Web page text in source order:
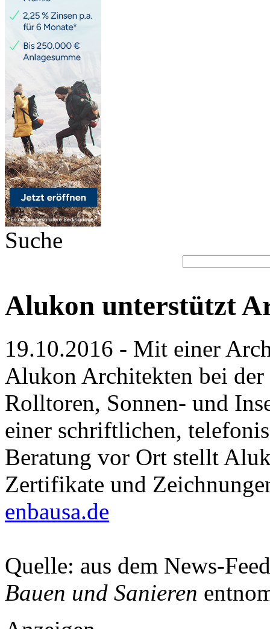
Suche
Alukon unterstützt
19.10.2016 - Mit einer
Alukon Architekten bei
Rolltoren, Sonnen- und
einer schriftlichen,
Beratung vor Ort stellt
Zertifikate und
enbausa.de
Quelle: aus dem News-
Bauen und Sanieren